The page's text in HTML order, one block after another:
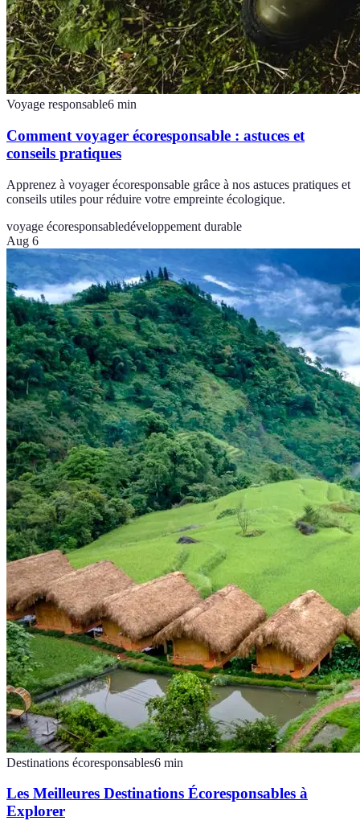
Voyage responsable6 min
Comment voyager écoresponsable : astuces et
conseils pratiques
Apprenez à voyager écoresponsable grâce à nos astuces pratiques et
conseils utiles pour réduire votre empreinte écologique.
voyage écoresponsabledéveloppement durable
Aug 6
Destinations écoresponsables6 min
Les Meilleures Destinations Écoresponsables à
Explorer